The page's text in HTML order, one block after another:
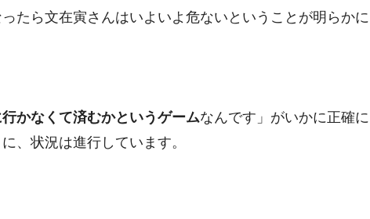
とは？
多く打っている意外な選手とは？
額とは？
たら文在寅さんはいよいよ危ないということが明らかに
かなくて済むかというゲームなんです」がいかに正確に
、状況は進行しています。